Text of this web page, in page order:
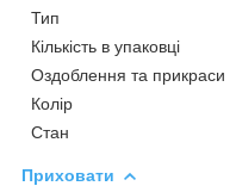
Тип
Кількість в упаковці
Оздоблення та прикраси
Колір
Стан
Приховати